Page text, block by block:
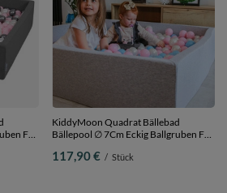
Für
KiddyMoon Quadrat Bällebad
Bällepool ∅ 7Cm Eckig Ballgruben Für
Hergestellt in der EU,
117,90 € / Stück